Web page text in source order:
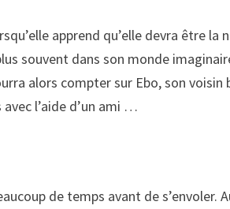
apprend qu’elle devra être
souvent dans son monde
alors compter sur Ebo, son
l’aide d’un ami …
de temps avant de s’envoler.